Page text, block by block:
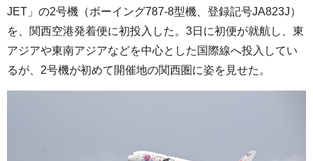
JET」の2号機（ボーイング787-8型機、登録記号JA823J）
を、関西空港発着便に初投入した。3日に初便が就航し、東
アジアや東南アジアなどを中心とした国際線へ投入してい
るが、2号機が初めて開催地の関西圏に姿を見せた。